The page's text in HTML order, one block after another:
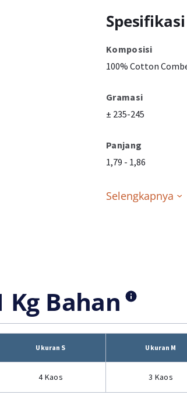
Komposisi
100% Cotton
Gramasi
± 235-245
Panjang
1,79 - 1,86
Selengkapnya
Bahan
Ukuran S Ukuran M
4 Kaos 3 Kaos